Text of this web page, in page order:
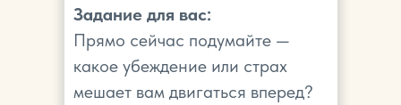
Задание для вас:
Прямо сейчас подумайте —
какое убеждение или страх
мешает вам двигаться вперед?